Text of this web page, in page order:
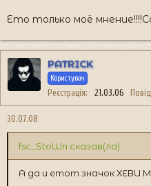
Ето только моё
PATRICK
Користувач
Реєстрація 21.03.06
30.07.08
fsc_StoWn сказав(ла):
А да и етот значок ХЕВИ